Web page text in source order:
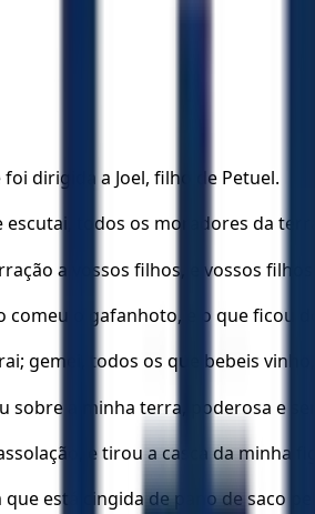
foi dirigida a Joel, filho de Petuel.
escutai, todos os moradores da
a vossos filhos, e vossos
comeu o gafanhoto, e o que
gemei, todos os que bebeis
sobre a minha terra, poderosa e
e tirou a casca da
que está cingida de pano de saco